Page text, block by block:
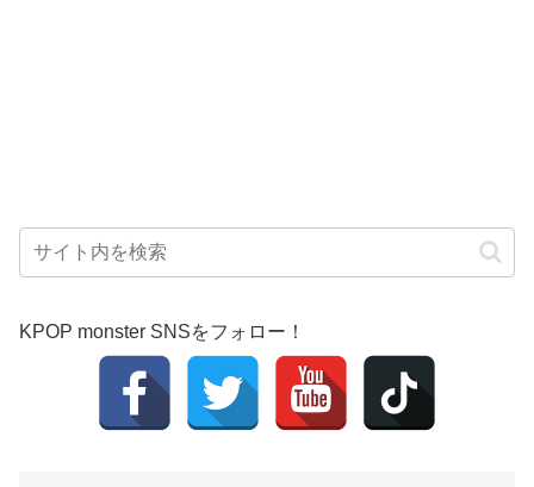
KPOP monster SNSをフォロー！